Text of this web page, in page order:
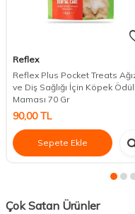
Reflex
Reflex Plus Pocket Treats
ve Diş Sağlığı İçin Köpek Ödül
Maması 70 Gr
90,00TL
Sepete Ekle
Çok Satan Ürünler